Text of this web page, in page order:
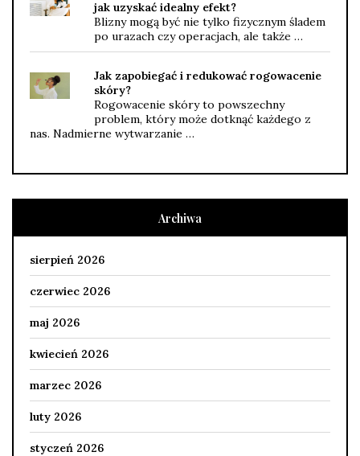
jak uzyskać idealny efekt?
Blizny mogą być nie tylko fizycznym śladem
po urazach czy operacjach, ale także …
Jak zapobiegać i redukować rogowacenie
skóry?
Rogowacenie skóry to powszechny
problem, który może dotknąć każdego z
nas. Nadmierne wytwarzanie …
Archiwa
sierpień 2026
czerwiec 2026
maj 2026
kwiecień 2026
marzec 2026
luty 2026
styczeń 2026